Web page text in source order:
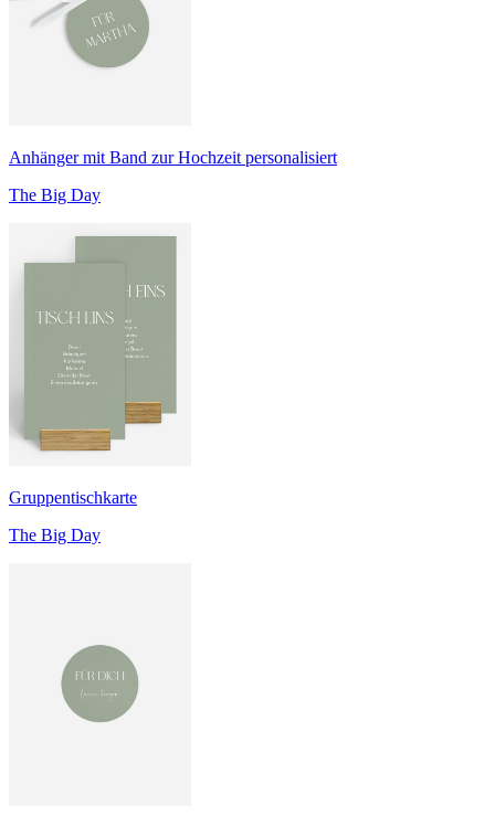
Anhänger mit Band zur Hochzeit personalisiert
The Big Day
Gruppentischkarte
The Big Day